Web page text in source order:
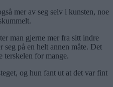
mer av seg selv i kunsten, noe
man gjerne mer fra sitt indre
på en helt annen måte. Det
terskelen for mange.
og hun fant ut at det var fint